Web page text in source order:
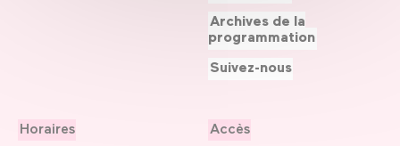
Horaires Accès
Archives de la
programmation
Suivez-nous